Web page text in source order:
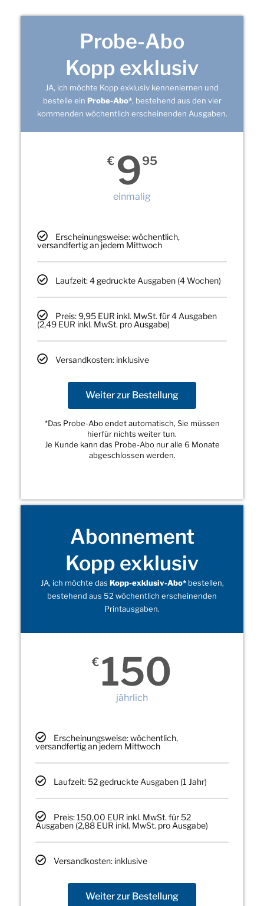
Probe-Abo
Kopp exklusiv
JA, ich möchte Kopp exklusiv kennenlernen und
bestelle ein Probe-Abo*, bestehend aus den vier
kommenden wöchentlich erscheinenden Ausgaben.
€ 995
einmalig
Erscheinungsweise: wöchentlich,
versandfertig an jedem Mittwoch
Laufzeit: 4 gedruckte Ausgaben (4 Wochen)
Preis: 9,95 EUR inkl. MwSt. für 4 Ausgaben
(2,49 EUR inkl. MwSt. pro Ausgabe)
Versandkosten: inklusive
Weiter zur Bestellung
*Das Probe-Abo endet automatisch, Sie müssen
hierfür nichts weiter tun.
Je Kunde kann das Probe-Abo nur alle 6 Monate
abgeschlossen werden.
Abonnement
Kopp exklusiv
JA, ich möchte das Kopp-exklusiv-Abo*bestellen,
bestehend aus 52 wöchentlich erscheinenden
Printausgaben.
€ 150
jährlich
Erscheinungsweise: wöchentlich,
versandfertig an jedem Mittwoch
Laufzeit: 52 gedruckte Ausgaben (1 Jahr)
Preis: 150,00 EUR inkl. MwSt. für 52
Ausgaben (2,88 EUR inkl. MwSt. pro Ausgabe)
Versandkosten: inklusive
Weiter zur Bestellung